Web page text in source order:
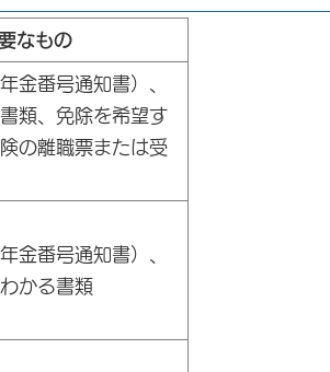
なもの
金番号通知書）、
類、免除を希望す
の離職票または受
金番号通知書）、
かる書類